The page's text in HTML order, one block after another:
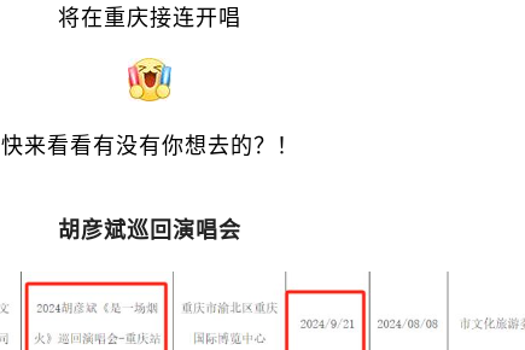
将在重庆接连开唱
快来看看有没有你想去的？！
胡彦斌巡回演唱会